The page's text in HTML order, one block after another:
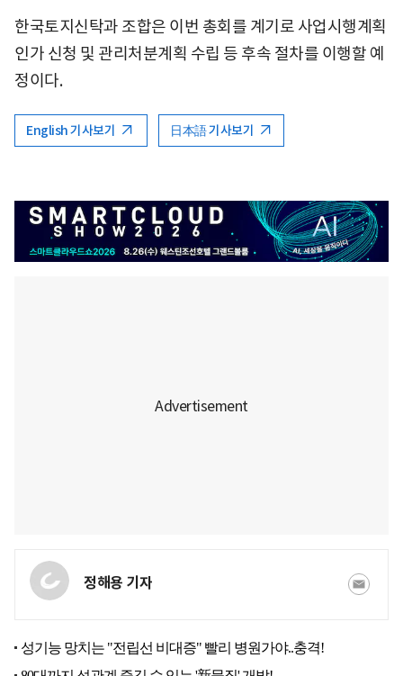
한국토지신탁과 조합은 이번 총회를 계기로 사업시행계획
인가 신청 및 관리처분계획 수립 등 후속 절차를 이행할 예
정이다.
English 기사보기 日本語 기사보기
정해용 기자